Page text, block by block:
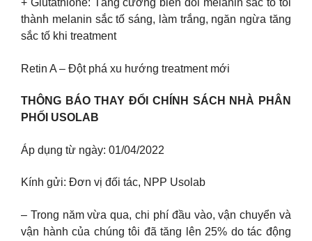
+ Glutathione: Tăng cường biến đổi melanin sắc tố tối
thành melanin sắc tố sáng, làm trắng, ngăn ngừa tăng
sắc tố khi treatment
Retin A – Đột phá xu hướng treatment mới
THÔNG BÁO THAY ĐỔI CHÍNH SÁCH NHÀ PHÂN
PHỐI USOLAB
Áp dụng từ ngày: 01/04/2022
Kính gửi: Đơn vị đối tác, NPP Usolab
– Trong năm vừa qua, chi phí đầu vào, vận chuyển và
vận hành của chúng tôi đã tăng lên 25% do tác động